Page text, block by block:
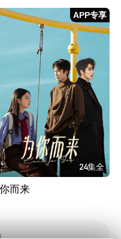
APP专享
24集全
而来